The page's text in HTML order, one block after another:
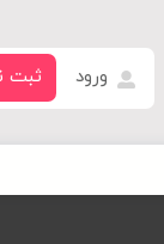
ورود ثبت